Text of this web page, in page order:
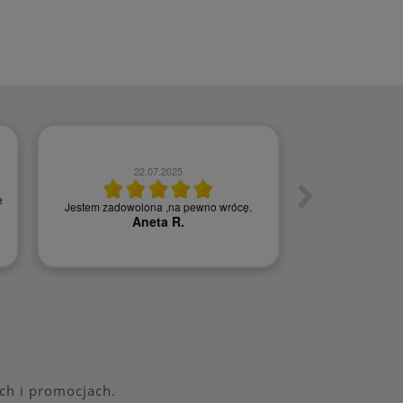
22.07.2025
Jestem zadowolona ,na pewno wrócę.
Aneta R.
i promocjach.